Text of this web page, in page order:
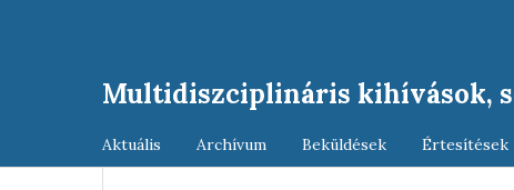
Multidiszciplináris kihívások,
Aktuális Archívum Beküldések Értesítések